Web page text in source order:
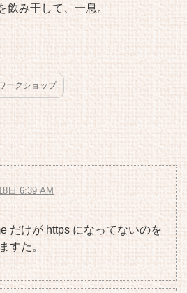
飲み干して、一息。
ークショップ
日 6:39 AM
だけが https になってないのを
すた。